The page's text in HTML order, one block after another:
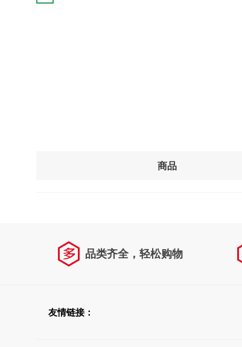
商品
品类齐全，轻松购物
友情链接：